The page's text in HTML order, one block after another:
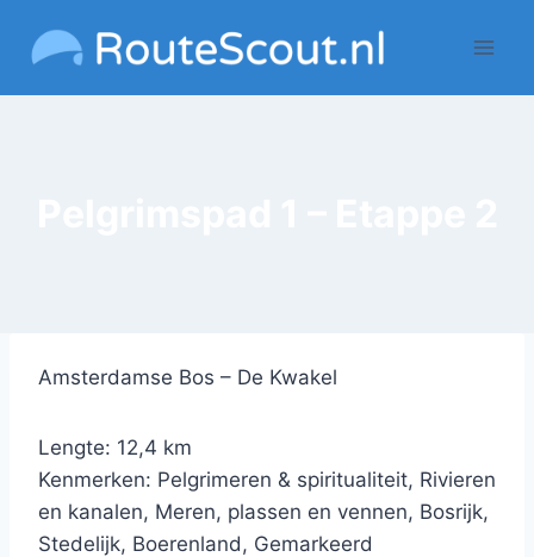
naar
Amsterdamse Bos – De Kwakel
Lengte: 12,4 km
Kenmerken: Pelgrimeren & spiritualiteit, Rivieren
en kanalen, Meren, plassen en vennen, Bosrijk,
Stedelijk, Boerenland, Gemarkeerd